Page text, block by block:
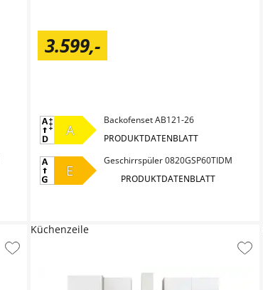
3.599,-
A
Backofenset AB121-26
PRODUKTDATENBLATT
E
Geschirrspüler 0820GSP60TIDM
PRODUKTDATENBLATT
Küchenzeile